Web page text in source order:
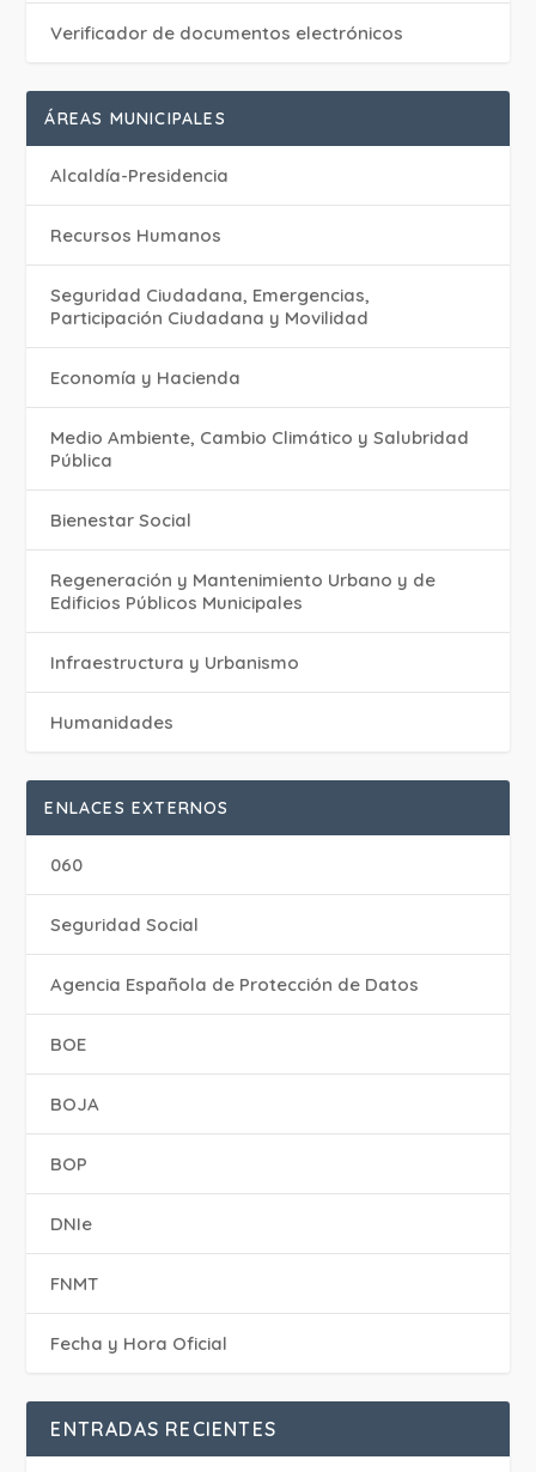
Verificador de documentos electrónicos
ÁREAS MUNICIPALES
Alcaldía-Presidencia
Recursos Humanos
Seguridad Ciudadana, Emergencias,
Participación Ciudadana y Movilidad
Economía y Hacienda
Medio Ambiente, Cambio Climático y Salubridad
Pública
Bienestar Social
Regeneración y Mantenimiento Urbano y de
Edificios Públicos Municipales
Infraestructura y Urbanismo
Humanidades
ENLACES EXTERNOS
060
Seguridad Social
Agencia Española de Protección de Datos
BOE
BOJA
BOP
DNIe
FNMT
Fecha y Hora Oficial
ENTRADAS RECIENTES